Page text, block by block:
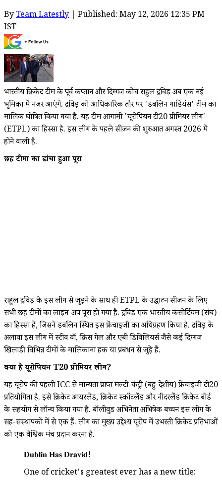
ByTeam Latestly | Published: May 12, 2026 12:35 PM
IST
भारतीय क्रिकेट टीम के पूर्व कप्तान और दिग्गज कोच राहुल द्रविड़ अब एक नई
भूमिका में नजर आएंगे. द्रविड़ को आधिकारिक तौर पर 'डबलिन गार्डियंस' टीम का
मालिक घोषित किया गया है. यह टीम आगामी 'यूरोपियन टी20 प्रीमियर लीग'
(ETPL) का हिस्सा है. इस लीग के पहले सीजन की शुरुआत अगस्त 2026 में
होने वाली है.
छह टीमों का ढांचा हुआ पूरा
राहुल द्रविड़ के इस लीग से जुड़ने के साथ ही ETPL के उद्घाटन सीजन के लिए
सभी छह टीमों का लाइन-अप पूरा हो गया है. द्रविड़ एक भारतीय कंसोर्टियम (संघ)
का हिस्सा हैं, जिसने डबलिन स्थित इस फ्रेंचाइजी का अधिग्रहण किया है. द्रविड़ के
अलावा इस लीग में स्टीव वॉ, क्रिस गेल और एबी डिविलियर्स जैसे कई दिग्गज
खिलाड़ी विभिन्न टीमों के मालिकाना हक या प्रबंधन से जुड़े हैं.
क्या है यूरोपियन T20 प्रीमियर लीग?
यह यूरोप की पहली ICC से मान्यता प्राप्त मल्टी-कंट्री (बहु-देशीय) फ्रेंचाइजी टी20
प्रतियोगिता है. इसे क्रिकेट आयरलैंड, क्रिकेट स्कॉटलैंड और नीदरलैंड क्रिकेट बोर्ड
के सहयोग से लॉन्च किया गया है. बॉलीवुड अभिनेता अभिषेक बच्चन इस लीग के
सह-संस्थापकों में से एक हैं. लीग का मुख्य उद्देश्य यूरोप में उभरती क्रिकेट प्रतिभाओं
को एक वैश्विक मंच प्रदान करना है.
𝐃𝐮𝐛𝐥𝐢𝐧 𝐇𝐚𝐬 𝐃𝐫𝐚𝐯𝐢𝐝!
One of cricket's greatest ever has a new title: